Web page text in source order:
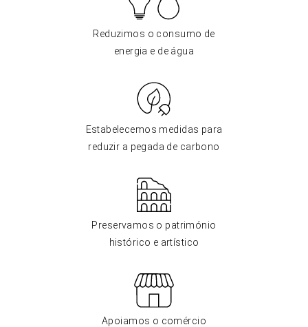
Reduzimos o consumo de
energia e de água
Estabelecemos medidas para
reduzir a pegada de carbono
Preservamos o património
histórico e artístico
Apoiamos o comércio